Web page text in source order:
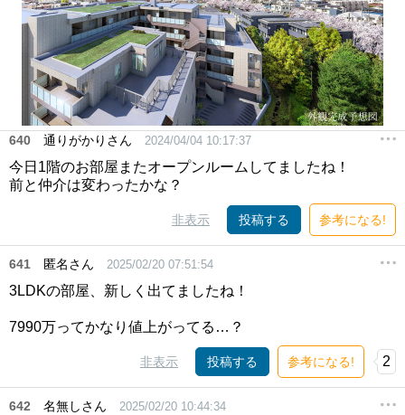
640 通りがかりさん 2024/04/04 10:17:37
今日1階のお部屋またオープンルームしてましたね！
前と仲介は変わったかな？
非表示 投稿する 参考になる!
641 匿名さん 2025/02/20 07:51:54
3LDKの部屋、新しく出てましたね！
7990万ってかなり値上がってる…？
非表示 投稿する 参考になる! 2
642 名無しさん 2025/02/20 10:44:34